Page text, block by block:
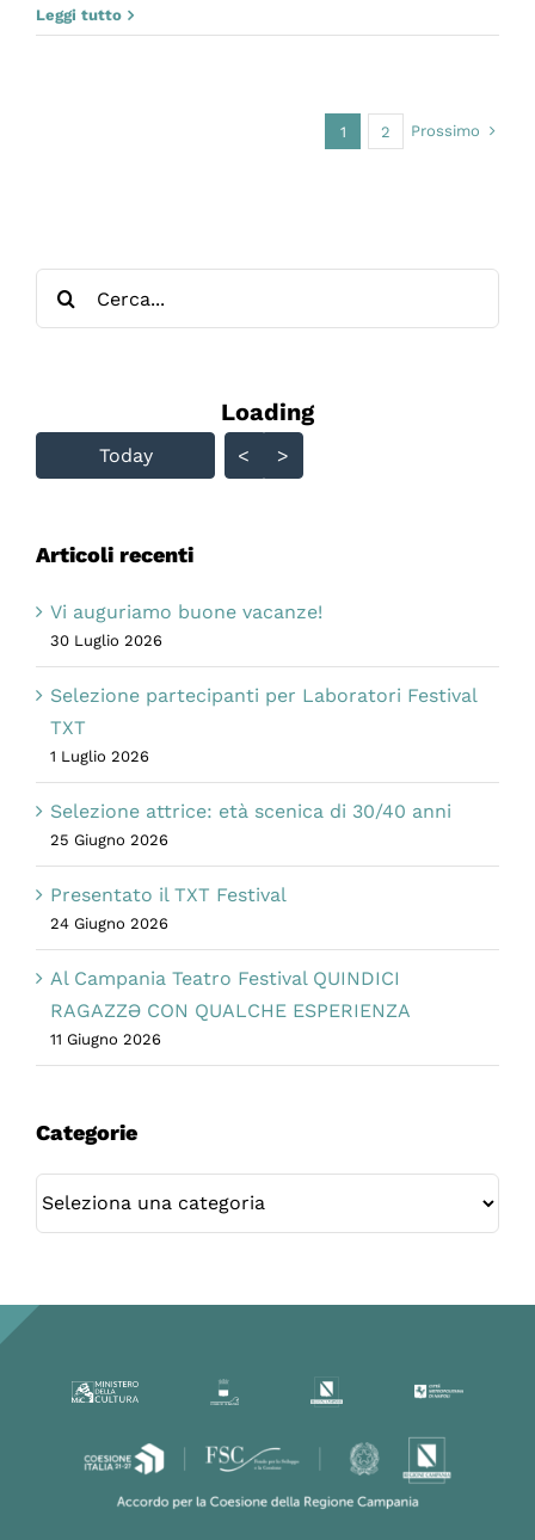
VITA
SÉ
Leggi tutto
1 2 Prossimo
Skip Calendar
Loading - current view is
Loading
Today < >
Articoli recenti
Vi auguriamo buone vacanze!
30 Luglio 2026
Selezione partecipanti per Laboratori Festival
TXT
1 Luglio 2026
Selezione attrice: età scenica di 30/40 anni
25 Giugno 2026
Presentato il TXT Festival
24 Giugno 2026
Al Campania Teatro Festival QUINDICI
RAGAZZƏ CON QUALCHE ESPERIENZA
11 Giugno 2026
Categorie